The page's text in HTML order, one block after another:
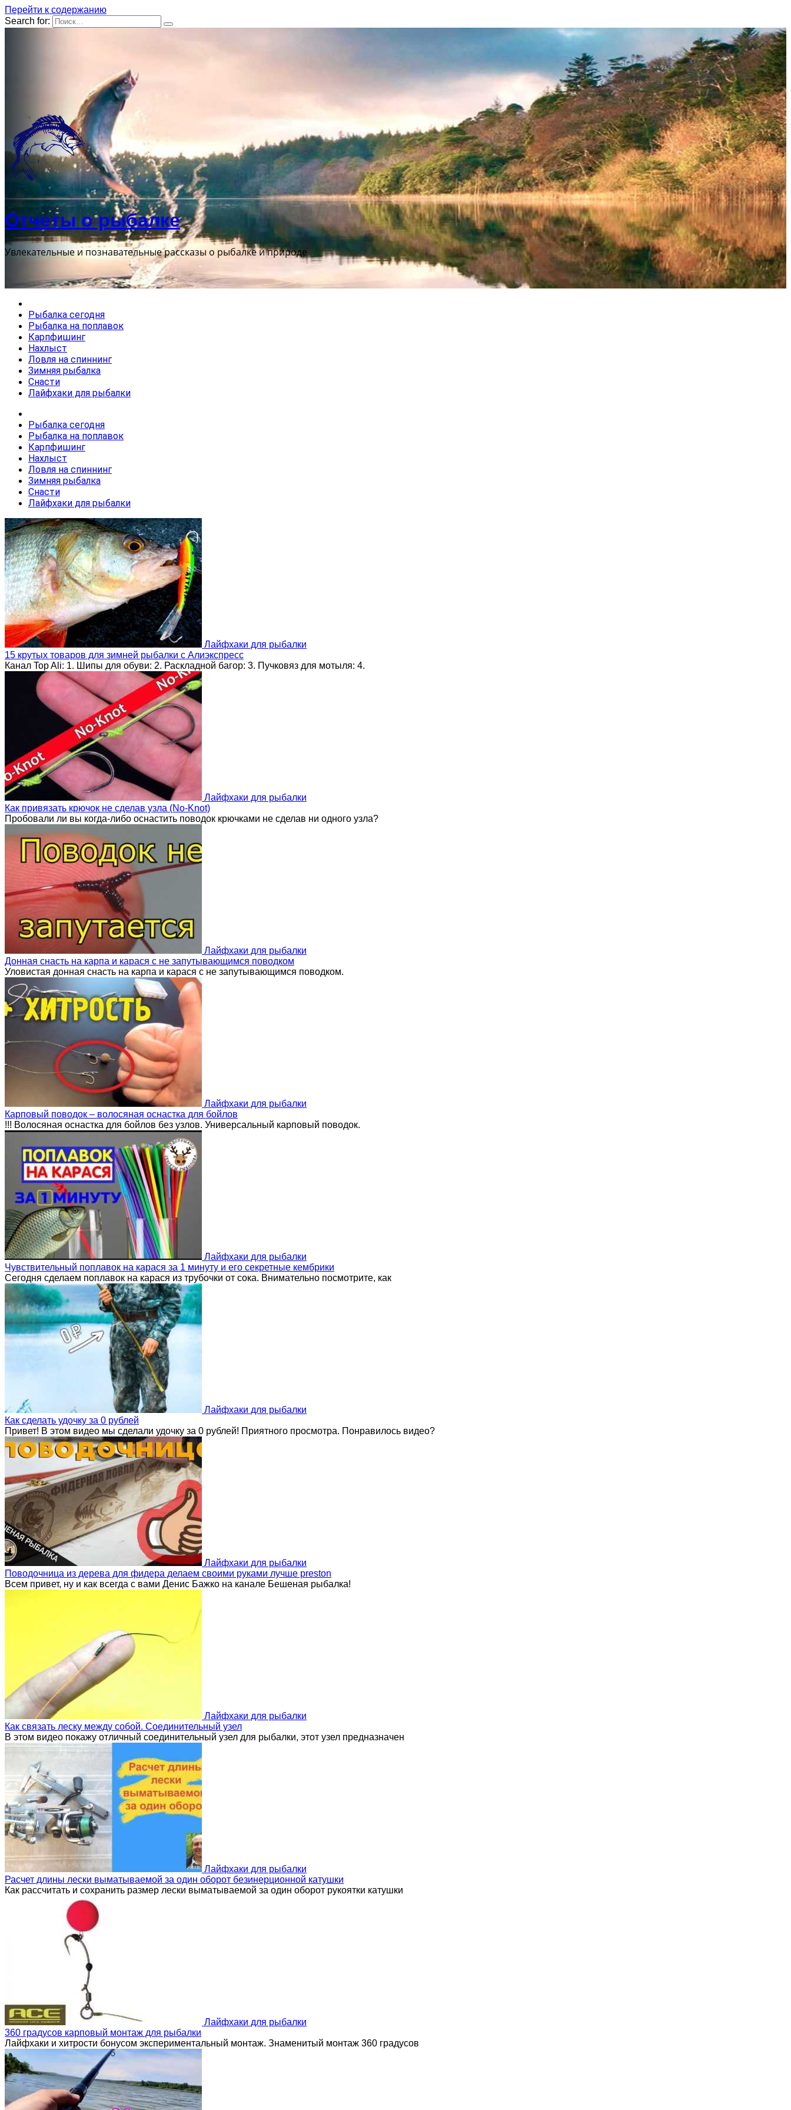
Перейти к содержанию
Search for:
Отчеты о рыбалке
Увлекательные и познавательные рассказы о рыбалке и природе
Рыбалка сегодня
Рыбалка на поплавок
Карпфишинг
Нахлыст
Ловля на спиннинг
Зимняя рыбалка
Снасти
Лайфхаки для рыбалки
Рыбалка сегодня
Рыбалка на поплавок
Карпфишинг
Нахлыст
Ловля на спиннинг
Зимняя рыбалка
Снасти
Лайфхаки для рыбалки
Лайфхаки для рыбалки
15 крутых товаров для зимней рыбалки с Алиэкспресс
Канал Top Ali: 1. Шипы для обуви: 2. Раскладной багор: 3. Пучковяз для мотыля: 4.
Лайфхаки для рыбалки
Как привязать крючок не сделав узла (No-Knot)
Пробовали ли вы когда-либо оснастить поводок крючками не сделав ни одного узла?
Лайфхаки для рыбалки
Донная снасть на карпа и карася с не запутывающимся поводком
Уловистая донная снасть на карпа и карася с не запутывающимся поводком.
Лайфхаки для рыбалки
Карповый поводок – волосяная оснастка для бойлов
!!! Волосяная оснастка для бойлов без узлов. Универсальный карповый поводок.
Лайфхаки для рыбалки
Чувствительный поплавок на карася за 1 минуту и его секретные кембрики
Сегодня сделаем поплавок на карася из трубочки от сока. Внимательно посмотрите, как
Лайфхаки для рыбалки
Как сделать удочку за 0 рублей
Привет! В этом видео мы сделали удочку за 0 рублей! Приятного просмотра. Понравилось видео?
Лайфхаки для рыбалки
Поводочница из дерева для фидера делаем своими руками лучше preston
Всем привет, ну и как всегда с вами Денис Бажко на канале Бешеная рыбалка!
Лайфхаки для рыбалки
Как связать леску между собой. Соединительный узел
В этом видео покажу отличный соединительный узел для рыбалки, этот узел предназначен
Лайфхаки для рыбалки
Расчет длины лески выматываемой за один оборот безинерционной катушки
Как рассчитать и сохранить размер лески выматываемой за один оборот рукоятки катушки
Лайфхаки для рыбалки
360 градусов карповый монтаж для рыбалки
Лайфхаки и хитрости бонусом экспериментальный монтаж. Знаменитый монтаж 360 градусов